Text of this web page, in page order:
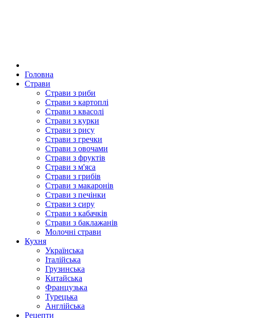
Головна
Страви
Страви з риби
Страви з картоплі
Страви з квасолі
Страви з курки
Страви з рису
Страви з гречки
Страви з овочами
Страви з фруктів
Страви з м'яса
Страви з грибів
Страви з макаронів
Страви з печінки
Страви з сиру
Страви з кабачків
Страви з баклажанів
Молочні страви
Кухня
Українська
Італійська
Грузинська
Китайська
Французька
Турецька
Англійська
Рецепти